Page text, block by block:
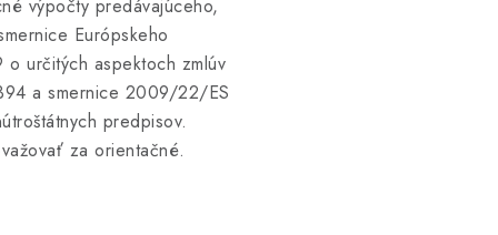
výpočty predávajúceho,
Európskeho
určitých aspektoch zmlúv
a smernice 2009/22/ES
predpisov.
za orientačné.